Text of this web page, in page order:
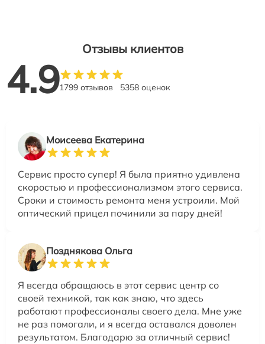
Отзывы клиентов
4.91799 отзывов 5358 оценок
Моисеева Екатерина
Сервис просто супер! Я была приятно удивлена
скоростью и профессионализмом этого сервиса.
Сроки и стоимость ремонта меня устроили. Мой
оптический прицел починили за пару дней!
Позднякова Ольга
Я всегда обращаюсь в этот сервис центр со
своей техникой, так как знаю, что здесь
работают профессионалы своего дела. Мне уже
не раз помогали, и я всегда оставался доволен
результатом. Благодарю за отличный сервис!